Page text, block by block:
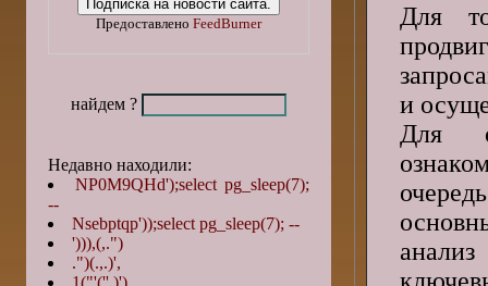
Для
и
Для
Предоставлено FeedBurner
найдем ?
Недавно находили:
NP0M9QHd');select pg_sleep(7);
--
Nsebptqp'));select pg_sleep(7); --
'))),(,.")
.")(.,.)',
1("'(''.)')